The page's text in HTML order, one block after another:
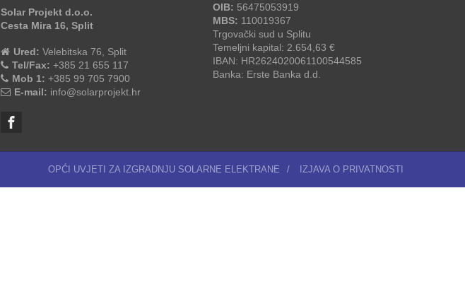
Solar Projekt d.o.o.
Cesta Mira 16, Split
Ured: Velebitska 76, Split
Tel/Fax: +385 21 655 117
Mob 1: +385 99 705 7900
E-mail: info@solarprojekt.hr
OIB: 56475053919
MBS: 110019367
Trgovački sud u Splitu
Temeljni kapital: 2.654,63 €
IBAN: HR2624020061100544585
Banka: Erste Banka d.d.
OPĆI UVJETI ZA IZGRADNJU SOLARNE ELEKTRANE / IZJAVA O PRIVATNOSTI